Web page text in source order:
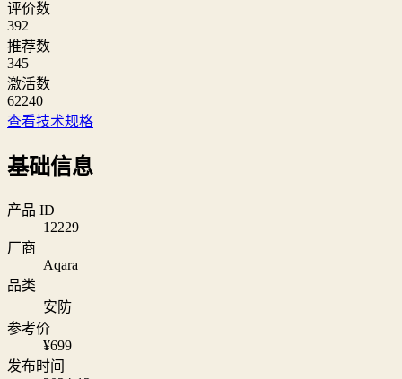
评价数
392
推荐数
345
激活数
62240
查看技术规格
基础信息
产品 ID
12229
厂商
Aqara
品类
安防
参考价
¥699
发布时间